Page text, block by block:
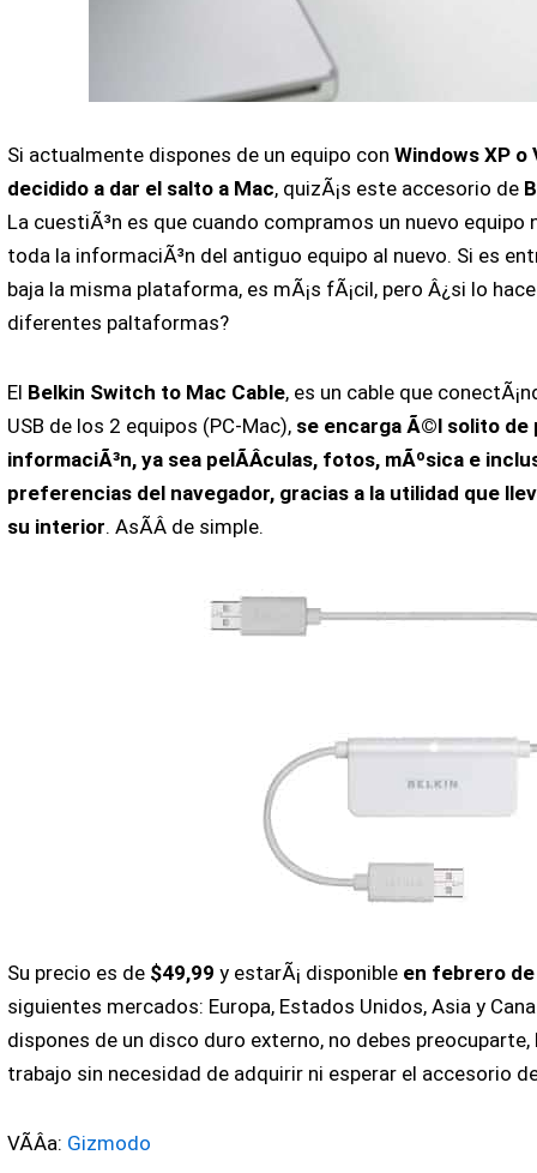
Si actualmente dispones de un equipo conWindows XP o
decidido a dar el salto a Mac, quizÃ¡s este accesorio de
La cuestiÃ³n es que cuando compramos un nuevo equipo
toda la informaciÃ³n del antiguo equipo al nuevo. Si es
baja la misma plataforma, es mÃ¡s fÃ¡cil, pero Â¿si lo
diferentes paltaformas?
El Belkin Switch to Mac Cable, es un cable que
USB de los 2 equipos (PC-Mac), se encarga Ã©l solito de
informaciÃ³n, ya sea pelÃ­Â­culas, fotos, mÃºsica e
preferencias del navegador, gracias a la utilidad que
su interior. AsÃ­Â­ de simple.
Su precio es de $49,99 y estarÃ¡ disponible en febrero
siguientes mercados: Europa, Estados Unidos, Asia y
dispones de un disco duro externo, no debes preocuparte,
trabajo sin necesidad de adquirir ni esperar el accesorio
VÃ­Â­a: Gizmodo